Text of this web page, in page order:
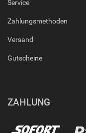
Service
Zahlungsmethoden
Versand
Gutscheine
ZAHLUNG